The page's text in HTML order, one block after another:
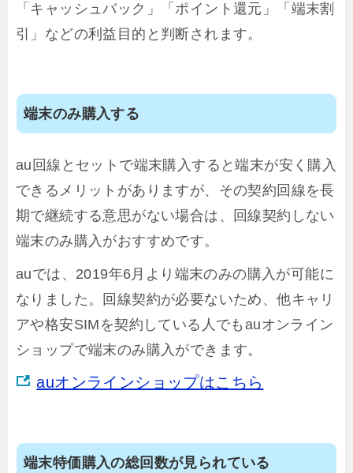
「キャッシュバック」「ポイント還元」「端末割
引」などの利益目的と判断されます。
端末のみ購入する
au回線とセットで端末購入すると端末が安く購入
できるメリットがありますが、その契約回線を長
期で継続する意思がない場合は、回線契約しない
端末のみ購入がおすすめです。
auでは、2019年6月より端末のみの購入が可能に
なりました。回線契約が必要ないため、他キャリ
アや格安SIMを契約している人でもauオンライン
ショップで端末のみ購入ができます。
auオンラインショップはこちら
端末特価購入の総回数が見られている